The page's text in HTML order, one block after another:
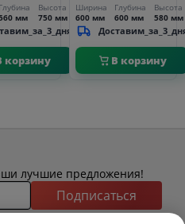
Глубина
мм
Высота
750 мм
корзину
Ширина
600 мм
Глубина
600 мм
Высота
580 мм
В корзину
лучшие предложения!
Подписаться